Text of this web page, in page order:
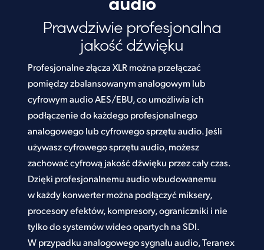
Prawdziwie profesjonalna
jakość dźwięku
Profesjonalne złącza XLR można przełączać
pomiędzy zbalansowanym analogowym lub
cyfrowym audio AES/EBU, co umożliwia ich
podłączenie do każdego profesjonalnego
analogowego lub cyfrowego sprzętu audio. Jeśli
używasz cyfrowego sprzętu audio, możesz
zachować cyfrową jakość dźwięku przez cały czas.
Dzięki profesjonalnemu audio wbudowanemu
w każdy konwerter można podłączyć miksery,
procesory efektów, kompresory, ograniczniki i nie
tylko do systemów wideo opartych na SDI.
W przypadku analogowego sygnału audio, Teranex